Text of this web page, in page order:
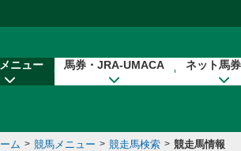
ニュー 馬券・JRA-UMACA ネット馬
ム > 競馬メニュー > 競走馬検索 > 競走馬情報